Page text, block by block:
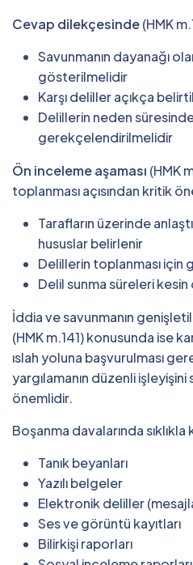
Cevap dilekçesinde(HMK
Savunmanın dayanağı
gösterilmelidir
Karşı deliller açıkça
Delillerin neden süresinde
gerekçelendirilmelidir
Ön inceleme aşaması (HMK
toplanması açısından kritik
Tarafların üzerinde
hususlar belirlenir
Delillerin toplanması için
Delil sunma süreleri
İddia ve savunmanın
(HMK m.141) konusunda ise
ıslah yoluna başvurulması
yargılamanın düzenli işleyişini
önemlidir.
Boşanma davalarında
Tanık beyanları
Yazılı belgeler
Elektronik deliller
Ses ve görüntü kayıtları
Bilirkişi raporları